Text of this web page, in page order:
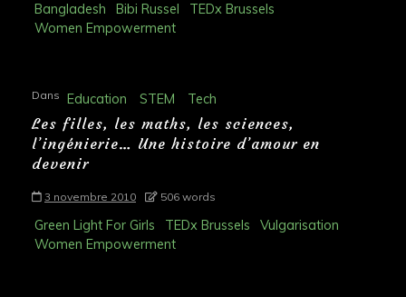
Bangladesh Bibi Russel
TEDx Brussels
Women Empowerment
Dans Education STEM Tech
Les filles, les maths, les sciences,
l’ingénierie… Une histoire d’amour en
devenir
3 novembre 2010 506 words
Green Light For Girls TEDx Brussels
Vulgarisation
Women Empowerment